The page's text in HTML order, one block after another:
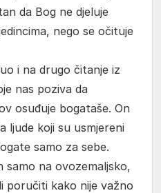
da Bog ne djeluje
nego se očituje
i na drugo čitanje iz
nas poziva da
osuđuje bogataše. On
ljude koji su usmjereni
samo za sebe.
samo na ovozemaljsko,
poručiti kako nije važno